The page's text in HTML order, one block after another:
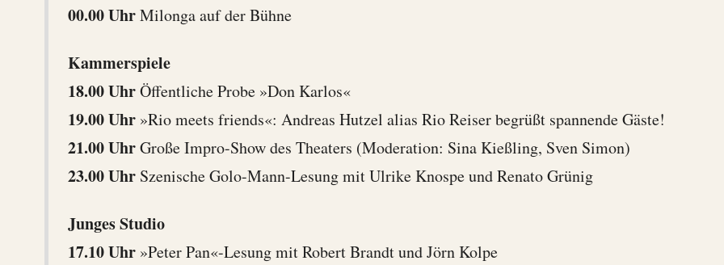
00.00 UhrMilonga auf der Bühne
Kammerspiele
18.00 UhrÖffentliche Probe »Don Karlos«
19.00 Uhr »Rio meets friends«: Andreas Hutzel alias Rio Reiser begrüßt spannende Gäste!
21.00 UhrGroße Impro-Show des Theaters (Moderation: Sina Kießling, Sven Simon)
23.00 Uhr Szenische Golo-Mann-Lesung mit Ulrike Knospe und Renato Grünig
Junges Studio
17.10 Uhr »Peter Pan«-Lesung mit Robert Brandt und Jörn Kolpe